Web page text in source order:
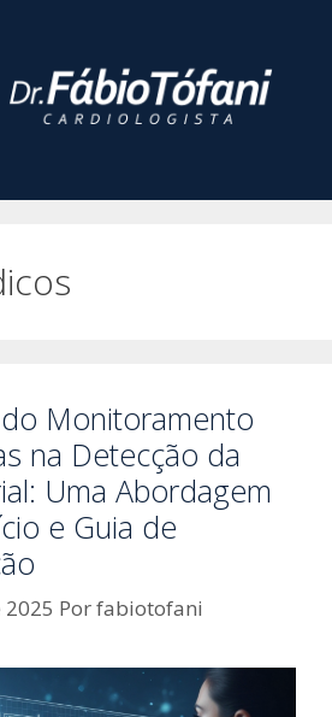
Monitoramento
na Detecção da
Uma Abordagem
e Guia de
Porfabiotofani